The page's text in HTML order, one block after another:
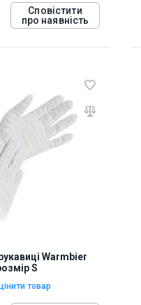
Сповістити
про наявність
Warmbier
S
товар